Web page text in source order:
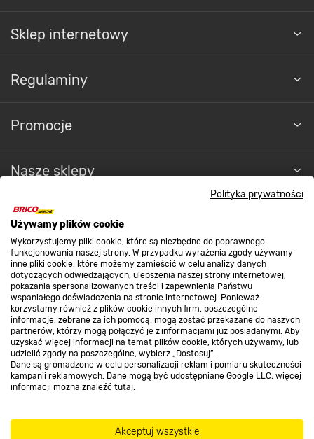
Polityka prywatności
Używamy plików cookie
Wykorzystujemy pliki cookie, które są niezbędne do poprawnego
funkcjonowania naszej strony. W przypadku wyrażenia zgody używamy
inne pliki cookie, które możemy zamieścić w celu analizy danych
dotyczących odwiedzających, ulepszenia naszej strony internetowej,
pokazania spersonalizowanych treści i zapewnienia Państwu
wspaniałego doświadczenia na stronie internetowej. Ponieważ
korzystamy również z plików cookie innych firm, poszczególne
informacje, zebrane za ich pomocą, mogą zostać przekazane do naszych
partnerów, którzy mogą połączyć je z informacjami już posiadanymi. Aby
uzyskać więcej informacji na temat plików cookie, których używamy, lub
udzielić zgody na poszczególne, wybierz „Dostosuj”.
Dane są gromadzone w celu personalizacji reklam i pomiaru skuteczności
kampanii reklamowych. Dane mogą być udostępniane Google LLC, więcej
informacji można znaleźć tutaj.
Akceptuj wszystkie
Sklep internetowy
Regulaminy
Promocje
Nasze sklepy
O nas
Kontakt do sklepu
Strefa biznesu
Dołącz do nas